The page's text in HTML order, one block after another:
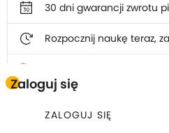
Zaloguj się
ZALOGUJ SIĘ
30 dni gwarancji zwrotu
Rozpocznij naukę teraz,